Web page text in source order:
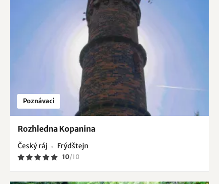
Poznávací
Rozhledna Kopanina
Český ráj Frýdštejn
10/10